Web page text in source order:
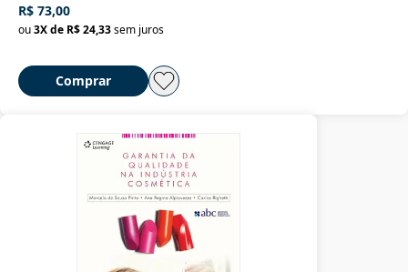
R$ 73,00
ou3X de R$ 24,33sem juros
Comprar